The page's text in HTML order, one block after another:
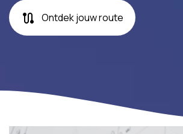
route Ontdek jouw route